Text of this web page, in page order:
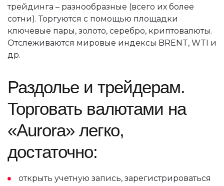
трейдинга – разнообразные (всего их более
сотни). Торгуются с помощью площадки
ключевые пары, золото, серебро, криптовалюты.
Отслеживаются мировые индексы BRENT, WTI и
др.
Раздолье и трейдерам.
Торговать валютами на
«Aurora» легко,
достаточно:
открыть учетную запись, зарегистрироваться